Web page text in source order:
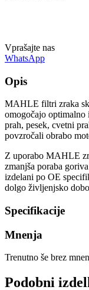
Vprašajte nas
WhatsApp
Opis
MAHLE filtri zraka
omogočajo
prah, pesek, cvetni
povzročali obrabo
Z uporabo MAHLE
zmanjša poraba
izdelani po OE
dolgo življenjsko
Specifikacije
Mnenja
Trenutno še brez
Podobni